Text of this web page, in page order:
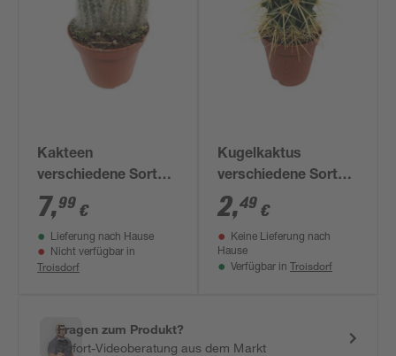
Kakteen
verschiedene Sorten
mit Strohblüten 8,5
cm Topf
7,99 €
Lieferung nach Hause
Nicht verfügbar in
Troisdorf
Kugelkaktus
verschiedene Sorten
5,5 cm Topf
2,49 €
Keine Lieferung nach
Hause
Verfügbar in Troisdorf
Fragen zum Produkt?
Sofort-Videoberatung aus dem Markt